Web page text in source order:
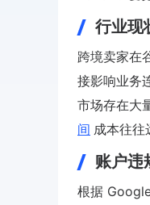
行业现
跨境卖家在
接影响业务
市场存在大
间 成本往往
账户违
根据